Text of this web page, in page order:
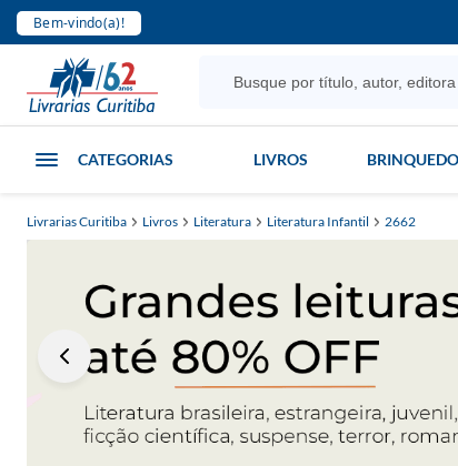
Bem-vindo(a)!
CATEGORIAS LIVROS
Livrarias Curitiba Livros Literatura Literatura Infantil 2662